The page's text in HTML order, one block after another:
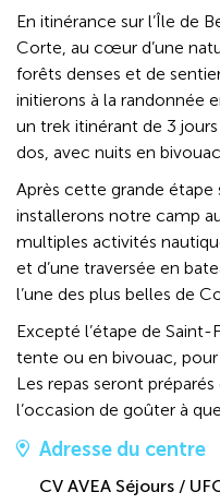
En itinérance sur l’Île de
Corte, au cœur d’une
forêts denses et de
initierons à la randonnée
un trek itinérant de 3
dos, avec nuits en
Après cette grande
installerons notre camp
multiples activités
et d’une traversée en
l’une des plus belles de
Excepté l’étape de
tente ou en bivouac,
Les repas seront
l’occasion de goûter à
Adresse du centre
CV AVEA Séjours /